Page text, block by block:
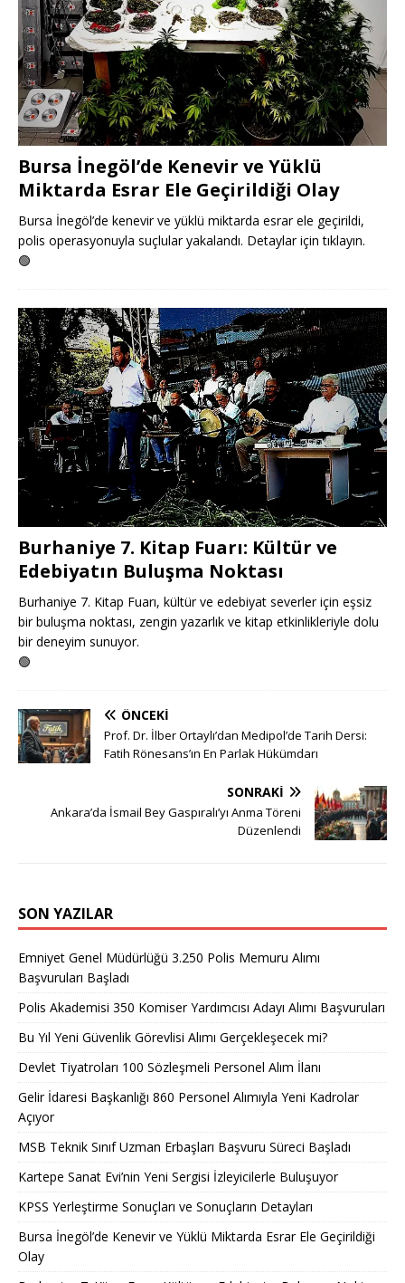
Bursa İnegöl’de Kenevir ve Yüklü
Miktarda Esrar Ele Geçirildiği Olay
Bursa İnegöl’de kenevir ve yüklü miktarda esrar ele geçirildi,
polis operasyonuyla suçlular yakalandı. Detaylar için tıklayın.
🟢
Burhaniye 7. Kitap Fuarı: Kültür ve
Edebiyatın Buluşma Noktası
Burhaniye 7. Kitap Fuarı, kültür ve edebiyat severler için eşsiz
bir buluşma noktası, zengin yazarlık ve kitap etkinlikleriyle dolu
bir deneyim sunuyor.
🟢
ÖNCEKI
Prof. Dr. İlber Ortaylı’dan Medipol’de Tarih Dersi:
Fatih Rönesans’ın En Parlak Hükümdarı
SONRAKI
Ankara’da İsmail Bey Gaspıralı’yı Anma Töreni
Düzenlendi
SON YAZILAR
Emniyet Genel Müdürlüğü 3.250 Polis Memuru Alımı
Başvuruları Başladı
Polis Akademisi 350 Komiser Yardımcısı Adayı Alımı Başvuruları
Bu Yıl Yeni Güvenlik Görevlisi Alımı Gerçekleşecek mi?
Devlet Tiyatroları 100 Sözleşmeli Personel Alım İlanı
Gelir İdaresi Başkanlığı 860 Personel Alımıyla Yeni Kadrolar
Açıyor
MSB Teknik Sınıf Uzman Erbaşları Başvuru Süreci Başladı
Kartepe Sanat Evi’nin Yeni Sergisi İzleyicilerle Buluşuyor
KPSS Yerleştirme Sonuçları ve Sonuçların Detayları
Bursa İnegöl’de Kenevir ve Yüklü Miktarda Esrar Ele Geçirildiği
Olay